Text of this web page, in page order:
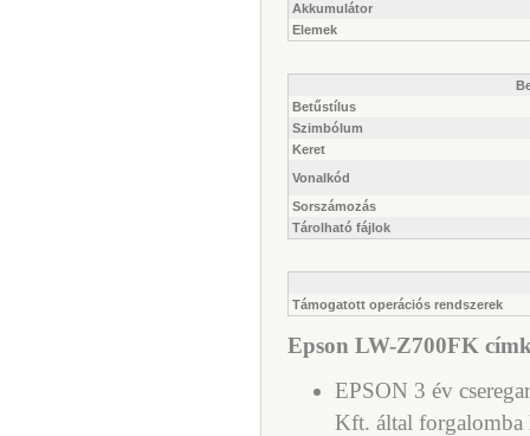
Akkumulátor
Elemek
Betűstílus
Szimbólum
Keret
Vonalkód
Sorszámozás
Tárolható fájlok
Támogatott operációs rendszerek
Epson LW-Z700FK
EPSON 3 év
Kft. által forgalomba